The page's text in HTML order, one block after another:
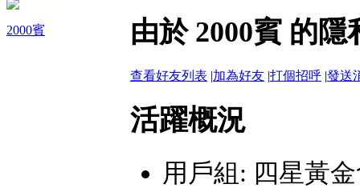
2000賓 由於 2000賓 的
查看好友列表 |加為好友 |打個招呼 |發送
活躍概況
用戶組: 四星黃